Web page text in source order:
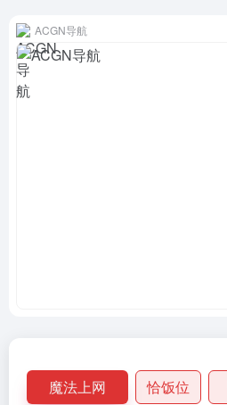
ACGN导航
魔法上网 恰饭位